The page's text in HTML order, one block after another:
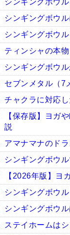
シンギングボウ
シンギングボウ
シンギングボウ
ティンシャの本
シンギングボウ
セブンメタル（7
チャクラに対応
【保存版】ヨガ
説
アマナマナのド
シンギングボウ
【2026年版】ヨ
シンギングボウ
シンギングボウ
ステイホームは